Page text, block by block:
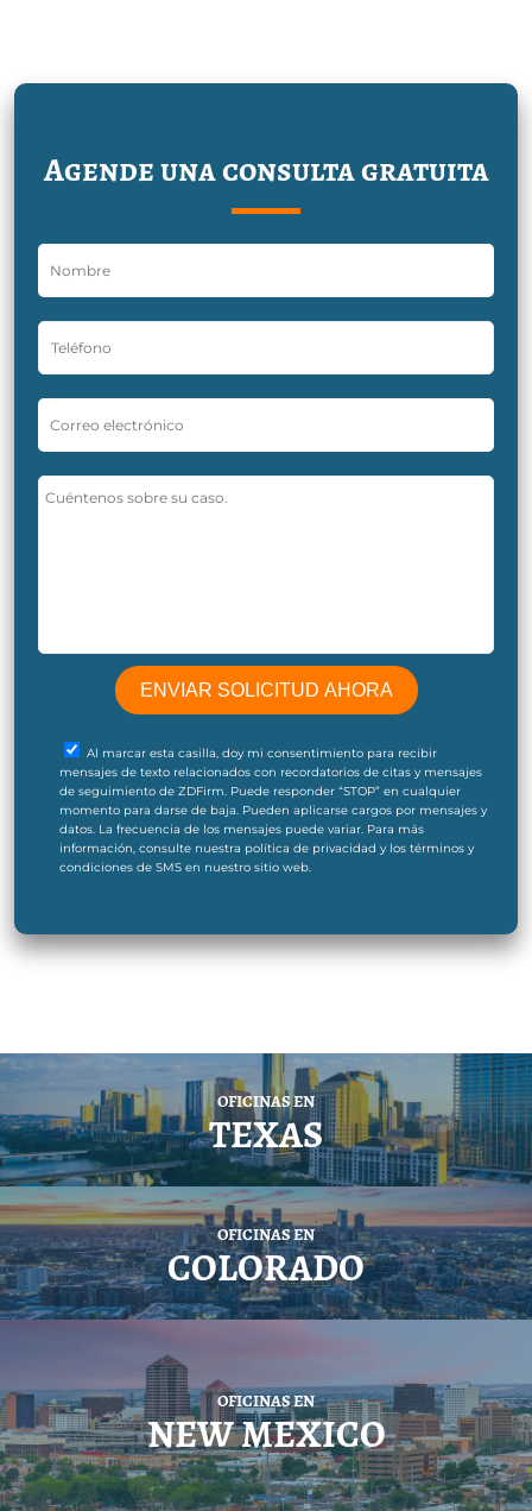
Agende una consulta gratuita
Al marcar esta casilla, doy mi consentimiento para recibir
mensajes de texto relacionados con recordatorios de citas y mensajes
de seguimiento de ZDFirm. Puede responder “STOP” en cualquier
momento para darse de baja. Pueden aplicarse cargos por mensajes y
datos. La frecuencia de los mensajes puede variar. Para más
información, consulte nuestra política de privacidad y los términos y
condiciones de SMS en nuestro sitio web.
OFICINAS EN
TEXAS
OFICINAS EN
COLORADO
OFICINAS EN
NEW MEXICO